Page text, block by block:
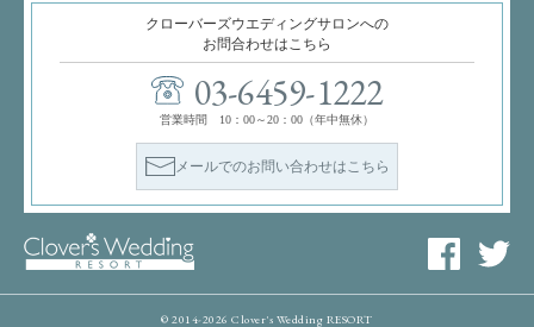
クローバーズウエディングサロンへの
お問合わせはこちら
03-6459-1222
営業時間 10：00～20：00（年中無休）
メールでのお問い合わせはこちら
© 2014-2026 Clover's Wedding RESORT